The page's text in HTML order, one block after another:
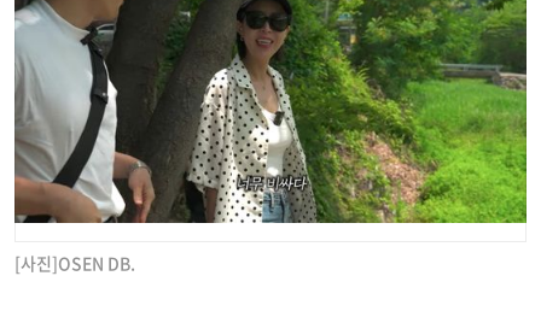
[사진]OSEN DB.